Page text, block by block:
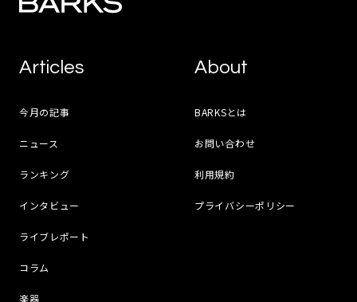
Articles
今月の記事
ニュース
ランキング
インタビュー
ライブレポート
コラム
楽器
About
BARKSとは
お問い合わせ
利用規約
プライバシーポリシー